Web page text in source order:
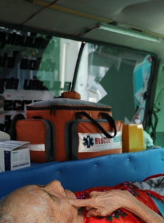
จัดจ้างประจำปีงบประมาณ
นจัดซื้อจัดจ้างในรอบเดือน (สข
อราคา
กวดราคา (e-bidding)
น